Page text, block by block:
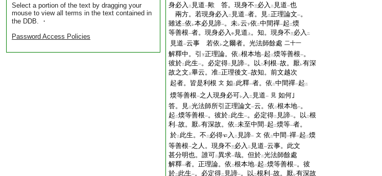
Select a portion of the text by dragging your
mouse to view all terms in the text contained in
the DDB. ・
Password Access Policies
身必入 二 見道一歟 答。現身不三必入 二 見道一也
兩方。若現身必入 二 見道一者。見二正理論文一。
雖述 二依 レ本必見諦一。未レ云下依 二中間禪一起 二煗
等善根一者。現身必入 中 見道 上 。知。現身不三必入 二
見道一云事 若依 レ之爾者。光法師餘處 二十一
解釋中。引 下正理論。依 二根本地一起 二煗等善根一。
彼於二 此生一。必定得二 見諦一。以 二利根一故。厭レ有深
故之文
上畢云。准二正理後文一故知。前文越次
起者。皆是利根 文 如 二 此釋一者。依 二中間禪一起 二
煗等善根一之人現身必可レ 入 二 見道一 見 如何｣
答。見二光法師所引正理論文一云。依 二根本地一。
起 二煗等善根一。彼於二 此生一。必定得二 見諦一。以 二根
利 一故。厭レ有深故。依 二未至中間 一起 二煗等一者。
於二 此生。不 二 必得 入 二 見諦一 文 依 二中間 一禪一起 二煗
等善根一之人。現身不三必入 二 見道一云事。此文
甚分明也。誰可二異求一哉。但於二光法師餘處
解釋一者。正理論。依 二根本地一起 二煗等善根一。彼
於二 此生一。必定得二 見諦一。以 二根利 一故。厭レ有深故